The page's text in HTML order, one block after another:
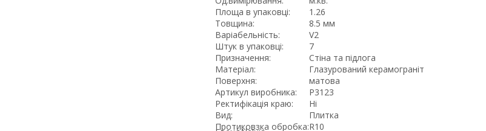
Площа в упаковці:
1.26
Товщина:
8.5 мм
Варіабельність:
V2
Штук в упаковці:
7
Призначення:
Стіна та підлога
Матеріал:
Глазурований керамограніт
Поверхня:
матова
Артикул виробника:
P3123
Ректифікація краю:
Ні
Вид:
Плитка
Протиковзка обробка:R10